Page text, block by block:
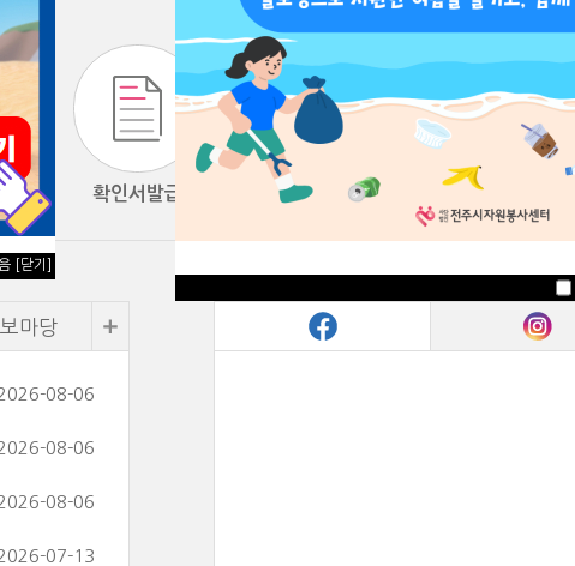
[닫기]
확인서발급 자원봉사교육
마당
08-06
08-06
08-06
07-13